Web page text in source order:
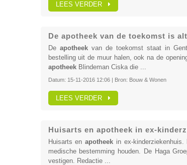
LEES VERDER
De apotheek van de toekomst is
De apotheekvan de toekomst staat in
bestelling uit de muur halen, ook na de
apotheekBlindeman Ciska die ...
Datum: 15-11-2016 12:06| Bron: Bouw & Wonen
LEES VERDER
Huisarts en apotheek in ex-
Huisarts enapotheek in ex-
medische bestemming houden. De Haga
vestigen. Redactie ...